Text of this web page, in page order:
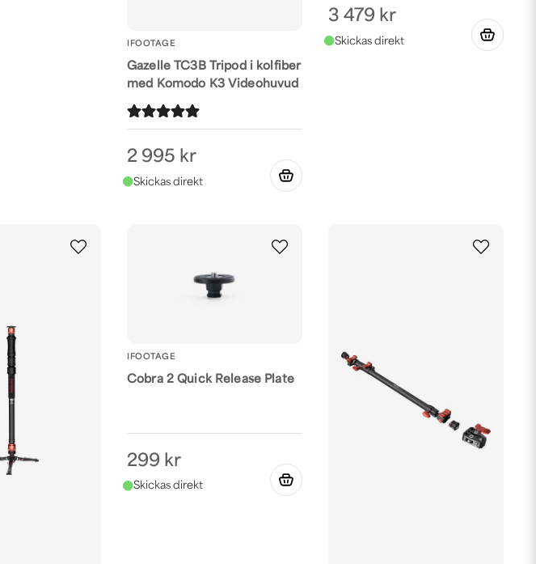
IFOOTAGE
Gazelle TC3B Tripod i kolfiber
med Komodo K3 Videohuvud
2 995 kr
3 479 kr
IFOOTAGE
Cobra 2 Quick Release Plate
299 kr